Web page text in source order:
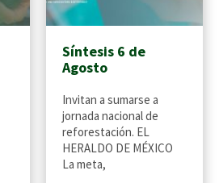
Síntesis 6 de
Agosto
Invitan a sumarse a
jornada nacional de
reforestación. EL
HERALDO DE MÉXICO
La meta,